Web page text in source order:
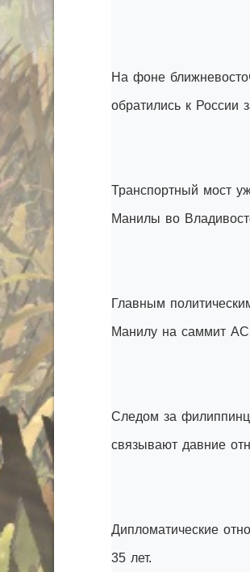
На фоне
обратились к России
Транспортный мост
Манилы во
Главным
Манилу на саммит
Следом за
связывают давние
Дипломатические
35 лет.